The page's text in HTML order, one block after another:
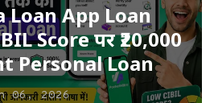
App Loan
Score पर ₹20,000
Personal Loan
06, 2026